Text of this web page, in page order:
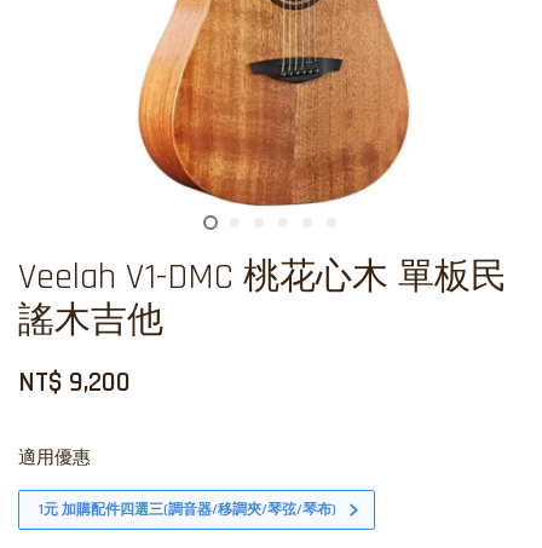
Veelah V1-DMC 桃花心木 單板民
謠木吉他
NT$ 9,200
適用優惠
1元 加購配件四選三(調音器/移調夾/琴弦/琴布)